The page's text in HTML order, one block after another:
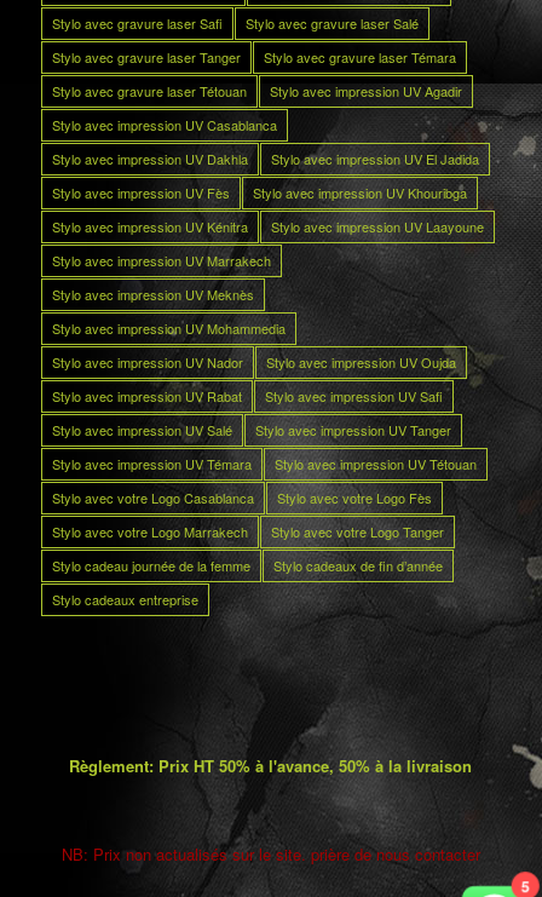
Stylo avec gravure laser Safi
Stylo avec gravure laser Salé
Stylo avec gravure laser Tanger
Stylo avec gravure laser Témara
Stylo avec gravure laser Tétouan
Stylo avec impression UV Agadir
Stylo avec impression UV Casablanca
Stylo avec impression UV Dakhla
Stylo avec impression UV El Jadida
Stylo avec impression UV Fès
Stylo avec impression UV Khouribga
Stylo avec impression UV Kénitra
Stylo avec impression UV Laayoune
Stylo avec impression UV Marrakech
Stylo avec impression UV Meknès
Stylo avec impression UV Mohammedia
Stylo avec impression UV Nador
Stylo avec impression UV Oujda
Stylo avec impression UV Rabat
Stylo avec impression UV Safi
Stylo avec impression UV Salé
Stylo avec impression UV Tanger
Stylo avec impression UV Témara
Stylo avec impression UV Tétouan
Stylo avec votre Logo Casablanca
Stylo avec votre Logo Fès
Stylo avec votre Logo Marrakech
Stylo avec votre Logo Tanger
Stylo cadeau journée de la femme
Stylo cadeaux de fin d’année
Stylo cadeaux entreprise
Règlement: Prix HT 50% à l'avance, 50% à la livraison
NB: Prix non actualisés sur le site. prière de nous contacter
5